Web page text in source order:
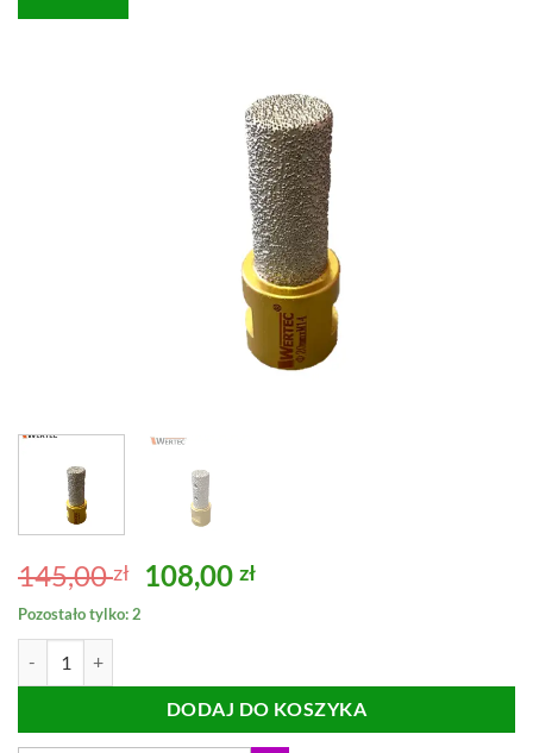
145,00zł
Pierwotna
cena
108,00złAktualna
Pozostało tylko: 2
DODAJ DO KOSZYKA